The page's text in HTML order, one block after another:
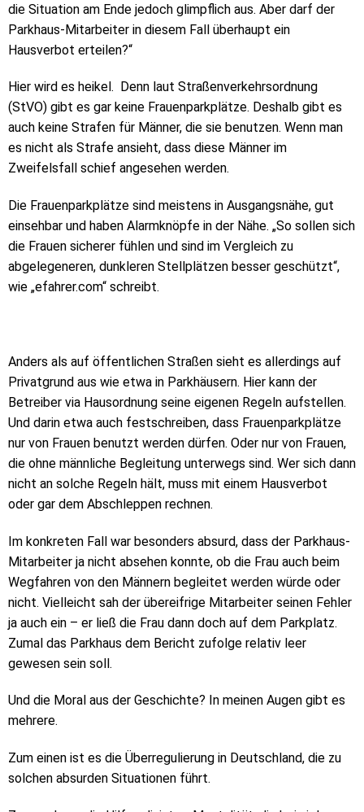
die Situation am Ende jedoch glimpflich aus. Aber darf der
Parkhaus-Mitarbeiter in diesem Fall überhaupt ein
Hausverbot erteilen?“
Hier wird es heikel. Denn laut Straßenverkehrsordnung
(StVO) gibt es gar keine Frauenparkplätze. Deshalb gibt es
auch keine Strafen für Männer, die sie benutzen. Wenn man
es nicht als Strafe ansieht, dass diese Männer im
Zweifelsfall schief angesehen werden.
Die Frauenparkplätze sind meistens in Ausgangsnähe, gut
einsehbar und haben Alarmknöpfe in der Nähe. „So sollen sich
die Frauen sicherer fühlen und sind im Vergleich zu
abgelegeneren, dunkleren Stellplätzen besser geschützt“,
wie „efahrer.com“ schreibt.
Anders als auf öffentlichen Straßen sieht es allerdings auf
Privatgrund aus wie etwa in Parkhäusern. Hier kann der
Betreiber via Hausordnung seine eigenen Regeln aufstellen.
Und darin etwa auch festschreiben, dass Frauenparkplätze
nur von Frauen benutzt werden dürfen. Oder nur von Frauen,
die ohne männliche Begleitung unterwegs sind. Wer sich dann
nicht an solche Regeln hält, muss mit einem Hausverbot
oder gar dem Abschleppen rechnen.
Im konkreten Fall war besonders absurd, dass der Parkhaus-
Mitarbeiter ja nicht absehen konnte, ob die Frau auch beim
Wegfahren von den Männern begleitet werden würde oder
nicht. Vielleicht sah der übereifrige Mitarbeiter seinen Fehler
ja auch ein – er ließ die Frau dann doch auf dem Parkplatz.
Zumal das Parkhaus dem Bericht zufolge relativ leer
gewesen sein soll.
Und die Moral aus der Geschichte? In meinen Augen gibt es
mehrere.
Zum einen ist es die Überregulierung in Deutschland, die zu
solchen absurden Situationen führt.